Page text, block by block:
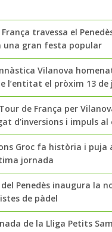
travessa el
una gran festa popular
Vilanova
l’entitat el pròxim 13 de
de França per
d’inversions i impuls al
Groc fa història i puja
jornada
Penedès inaugura la
de pàdel
de la Lliga Petits